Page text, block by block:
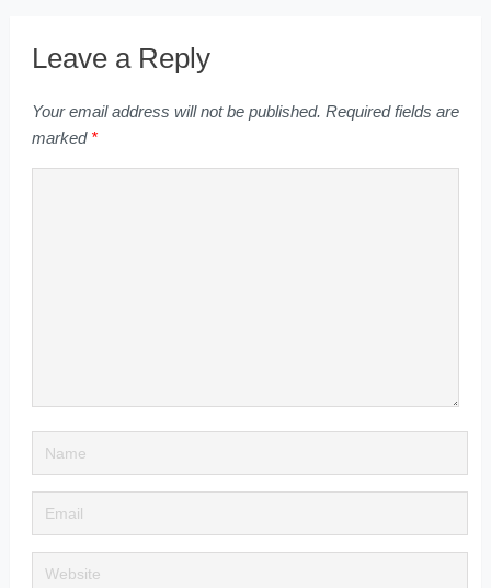
Leave a Reply
Your email address will not be published. Required fields are
marked *